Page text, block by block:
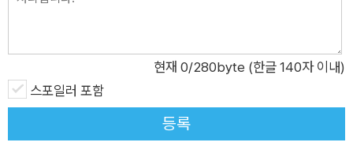
정도다. SF와 판타지와 블랙코미디가 호러와 절묘하게 어우러진
이 작품집이 엄혹하고 기나긴 겨울을 통과하고 있는 우리 인류에
게 던지는 어떤 시그널은 아닐까, 마지막 작품 <두 시간 후, 지구
멸망>을 덮으며 감히 상상해본다. “과연, 맛이 있었다. 아내는 할
현재 0/280byte (한글 140자 이내)
스포일러 포함
등록